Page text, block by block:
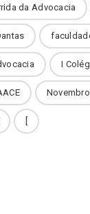
da Advocacia
I